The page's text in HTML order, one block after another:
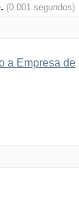
(0.001 segundos)
a Empresa de